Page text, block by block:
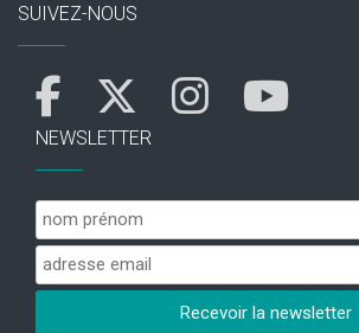
SUIVEZ-NOUS
NEWSLETTER